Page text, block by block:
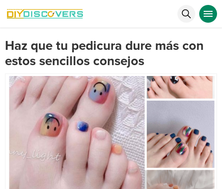
Haz que tu pedicura dure más con
estos sencillos consejos